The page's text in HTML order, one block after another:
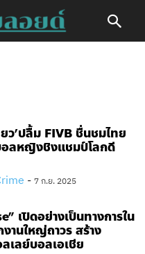
ว’ปลื้ม FIVB ชื่นชมไทย
อลหญิงชิงแชมป์โลกดี
- 7 ก.ย. 2025
เปิดอย่างเป็นทางการใน
านใหญ่ถาวร สร้าง
เลย์บอลเอเชีย